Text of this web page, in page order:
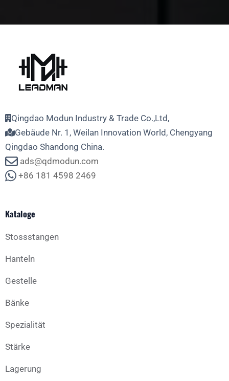
Qingdao Modun Industry & Trade Co.,Ltd,
Gebäude Nr. 1, Weilan Innovation World, Chengyang
Qingdao Shandong China.
ads@qdmodun.com
+86 181 4598 2469
Kataloge
Stossstangen
Hanteln
Gestelle
Bänke
Spezialität
Stärke
Lagerung